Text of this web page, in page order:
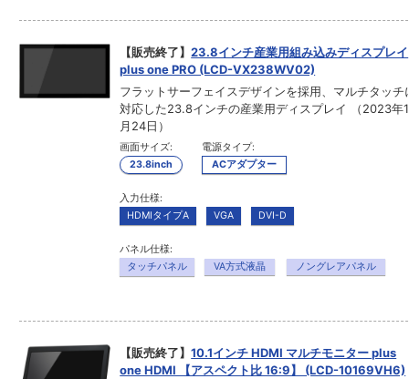
【販売終了】23.8インチ産業用組み込みディスプレイ
plus one PRO (LCD-VX238WV02)
フラットサーフェイスデザインを採用、マルチタッチ
対応した23.8インチの産業用ディスプレイ （2023年1
月24日）
画面サイズ:
23.8inch
電源タイプ:
ACアダプター
入力仕様:
HDMIタイプA
VGA DVI-D
パネル仕様:
タッチパネル
VA方式液晶 ノングレアパネル
【販売終了】10.1インチ HDMI マルチモニター plus
one HDMI 【アスペクト比 16:9】 (LCD-10169VH6)